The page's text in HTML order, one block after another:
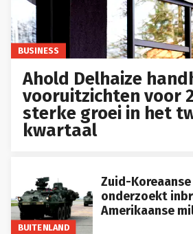
BUSINESS
Ahold Delhaize
vooruitzichten voor
sterke groei in het
kwartaal
BUITENLAND
Zuid-
onderzoekt
Amerikaanse